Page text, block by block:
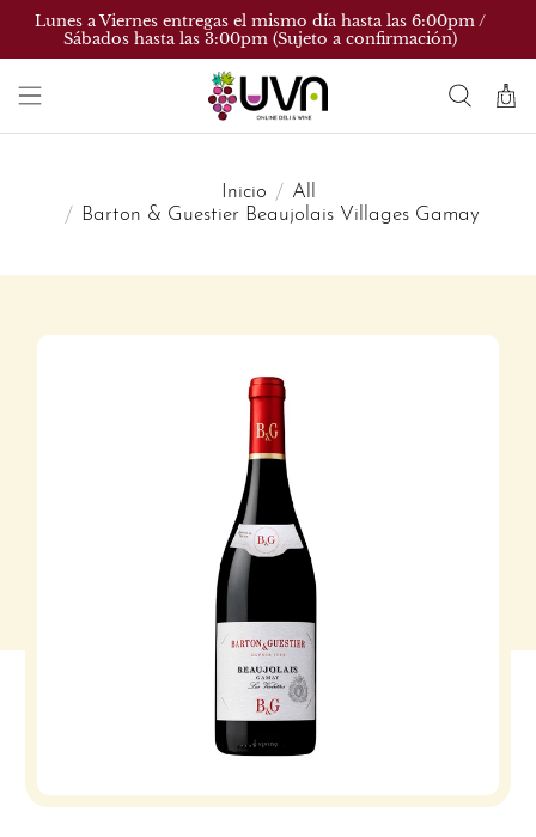
Lunes a Viernes entregas el mismo día hasta las 6:00pm /
Sábados hasta las 3:00pm (Sujeto a confirmación)
Inicio
All
Barton & Guestier Beaujolais Villages Gamay